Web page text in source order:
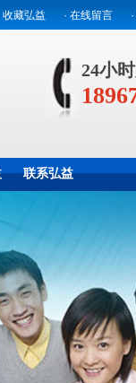
收藏弘益 · 在线留言
24小
联系弘益